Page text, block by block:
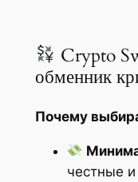
Crypto
обменник
Почему
честные